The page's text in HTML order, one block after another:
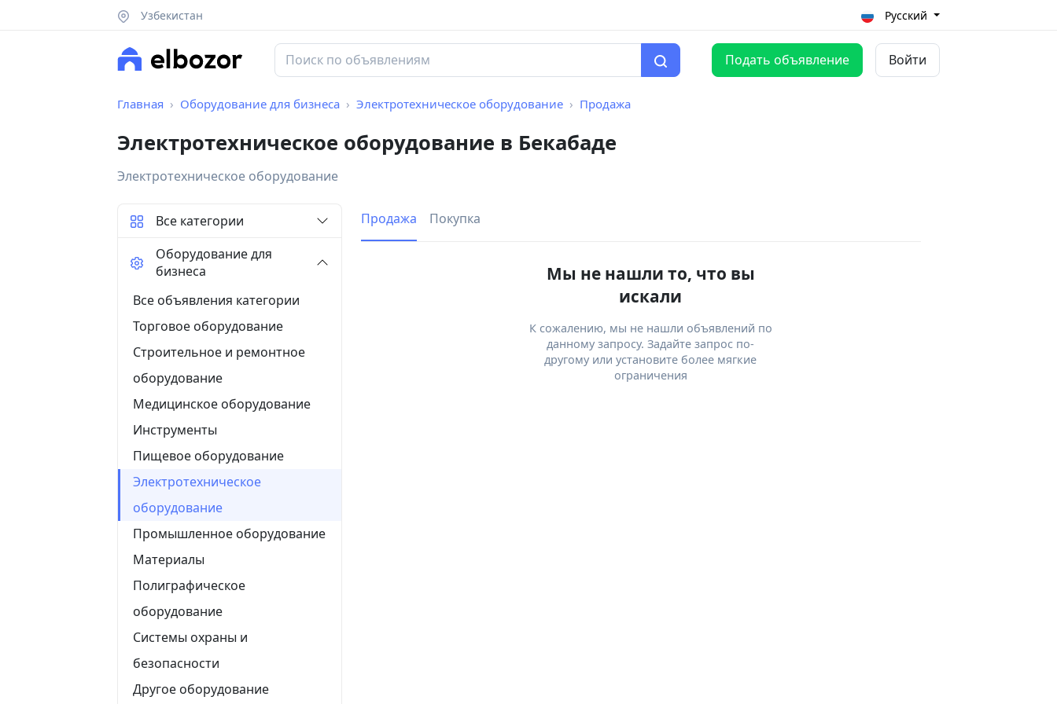
Узбекистан Русский
Подать объявление Войти
Главная Оборудование для бизнеса Электротехническое оборудование Продажа
Электротехническое оборудование в Бекабаде
Электротехническое оборудование
Продажа Покупка
Мы не нашли то, что вы
искали
К сожалению, мы не нашли объявлений по
данному запросу. Задайте запрос по-
другому или установите более мягкие
ограничения
Все категории
Оборудование для
бизнеса
Все объявления категории
Торговое оборудование
Строительное и ремонтное
оборудование
Медицинское оборудование
Инструменты
Пищевое оборудование
Электротехническое
оборудование
Промышленное оборудование
Материалы
Полиграфическое
оборудование
Системы охраны и
безопасности
Другое оборудование